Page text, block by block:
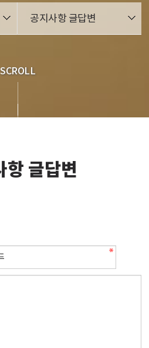
공지사항 글답변
SCROLL
항 글답변